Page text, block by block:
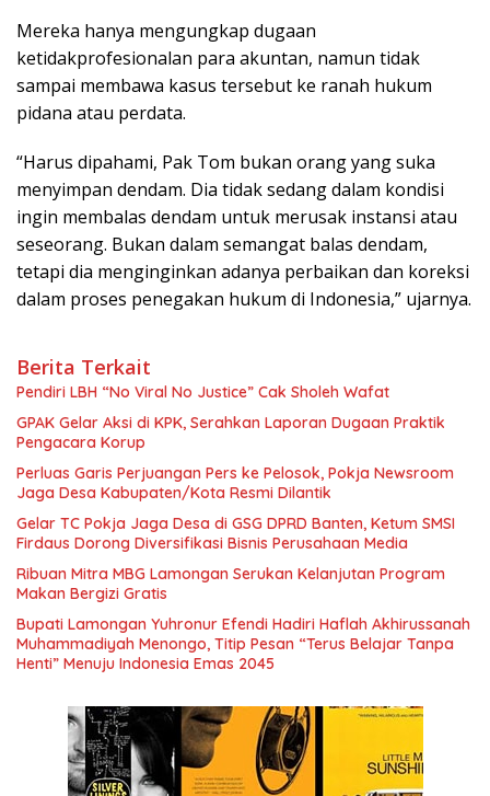
Mereka hanya mengungkap dugaan
ketidakprofesionalan para akuntan, namun tidak
sampai membawa kasus tersebut ke ranah hukum
pidana atau perdata.
“Harus dipahami, Pak Tom bukan orang yang suka
menyimpan dendam. Dia tidak sedang dalam kondisi
ingin membalas dendam untuk merusak instansi atau
seseorang. Bukan dalam semangat balas dendam,
tetapi dia menginginkan adanya perbaikan dan koreksi
dalam proses penegakan hukum di Indonesia,” ujarnya.
Berita Terkait
Pendiri LBH “No Viral No Justice” Cak Sholeh Wafat
GPAK Gelar Aksi di KPK, Serahkan Laporan Dugaan Praktik
Pengacara Korup
Perluas Garis Perjuangan Pers ke Pelosok, Pokja Newsroom
Jaga Desa Kabupaten/Kota Resmi Dilantik
Gelar TC Pokja Jaga Desa di GSG DPRD Banten, Ketum SMSI
Firdaus Dorong Diversifikasi Bisnis Perusahaan Media
Ribuan Mitra MBG Lamongan Serukan Kelanjutan Program
Makan Bergizi Gratis
Bupati Lamongan Yuhronur Efendi Hadiri Haflah Akhirussanah
Muhammadiyah Menongo, Titip Pesan “Terus Belajar Tanpa
Henti” Menuju Indonesia Emas 2045